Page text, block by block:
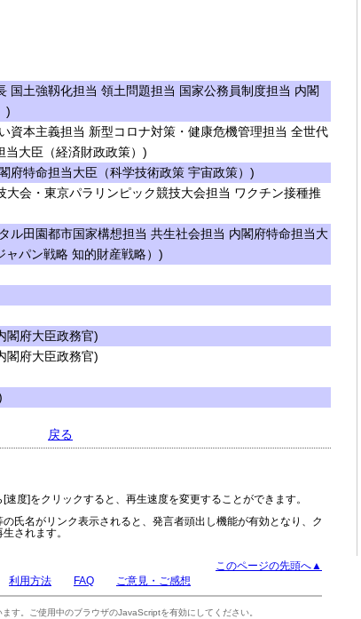
国土強靱化担当 領土問題担当 国家公務員制度担当 内閣
)
資本主義担当 新型コロナ対策・健康危機管理担当 全世代
当大臣（経済財政政策）)
府特命担当大臣（科学技術政策 宇宙政策）)
会・東京パラリンピック競技大会担当 ワクチン接種推
ル田園都市国家構想担当 共生社会担当 内閣府特命担当大
ャパン戦略 知的財産戦略）)
閣府大臣政務官)
閣府大臣政務官)
戻る
速度]をクリックすると、再生速度を変更することができます。
氏名がリンク表示されると、発言者頭出し機能が有効となり、ク
されます。
このページの先頭へ▲
利用方法 FAQ ご意見・ご感想
す。ご使用中のブラウザのJavaScriptを有効にしてください。